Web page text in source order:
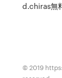
d.chiras無
© 2019